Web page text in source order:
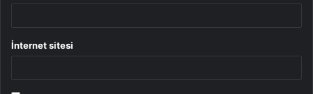
İnternet sitesi